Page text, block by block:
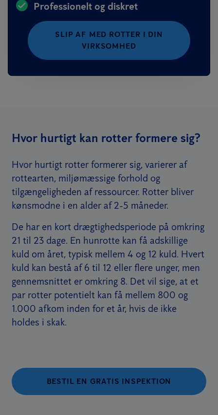
Professionelt og diskret
SLIP AF MED ROTTER I DIN
VIRKSOMHED
Hvor hurtigt kan rotter formere sig?
Hvor hurtigt rotter formerer sig, varierer af
rottearten, miljømæssige forhold og
tilgængeligheden af ressourcer. Rotter bliver
kønsmodne i en alder af 2-5 måneder.
De har en kort drægtighedsperiode på omkring
21 til 23 dage. En hunrotte kan få adskillige
kuld om året, typisk mellem 4 og 12 kuld. Hvert
kuld kan bestå af 6 til 12 eller flere unger, men
gennemsnittet er omkring 8. Det vil sige, at et
par rotter potentielt kan få mellem 800 og
1.000 afkom inden for et år, hvis de ikke
holdes i skak.
BESTIL EN GRATIS INSPEKTION